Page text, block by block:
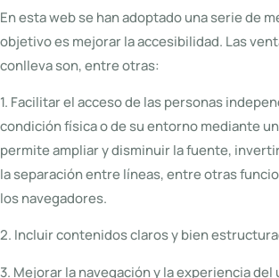
En esta web se han adoptado una serie de
objetivo es mejorar la accesibilidad. Las
conlleva son, entre otras:
1. Facilitar el acceso de las personas
condición física o de su entorno mediante
permite ampliar y disminuir la fuente,
la separación entre líneas, entre otras
los navegadores.
2. Incluir contenidos claros y bien
3. Mejorar la navegación y la experiencia del